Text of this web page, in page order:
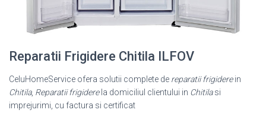
Reparatii Frigidere Chitila ILFOV
CeluHomeService ofera solutii complete de reparatii frigiderein
Chitila, Reparatii frigiderela domiciliul clientului in Chitilasi
imprejurimi, cu factura si certificat